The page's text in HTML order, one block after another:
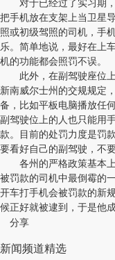
对于已经过了实习期，
把手机放在支架上当卫星
照或初级驾照的司机，手
乐。简单地说，最好在上
机的功能都会照罚不误。
此外，在副驾驶座位上
新南威尔士州的交规规定
备，比如平板电脑播放任
副驾驶位上的人也只能用
款。目前的处罚力度是罚
要看好自己的副驾驶，不
各州的严格政策基本上
被罚款的司机中最倒霉的
开车打手机会被罚款的新
候正好就被逮到，于是他
分享
新闻频道精选